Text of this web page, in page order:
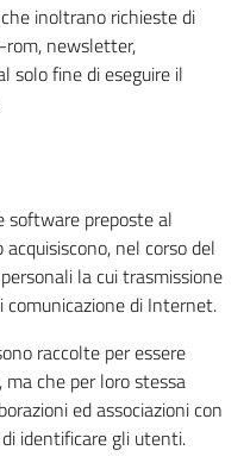
inoltrano richieste di
newsletter,
solo fine di eseguire il
software preposte al
nel corso del
la cui trasmissione
comunicazione di Internet.
raccolte per essere
che per loro stessa
ed associazioni con
identificare gli utenti.